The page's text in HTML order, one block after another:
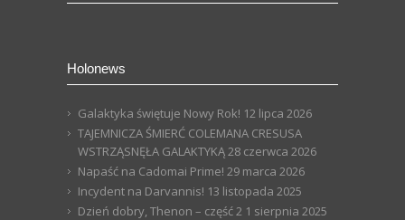
Holonews
Galaktyka świętuje Nowy Rok! 12 lipca 2026
TAJEMNICZA ŚMIERĆ COLEMANA CRESUSA
WSTRZĄSNĘŁA GALAKTYKĄ28 czerwca 2026
Napaść na Cadomai Prime! 29 marca 2026
Incydent na Darvannis! 13 listopada 2025
Dzień dobry, Thenon – część 2 1 sierpnia 2025